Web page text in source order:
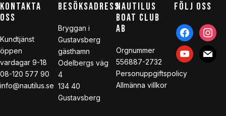
KONTAKTA
OSS
Kundtjänst
öppen
vardagar 9-18
08-120 577 90
info@nautilus.se
BESÖKSADRESS
Bryggan i
Gustavsberg
gästhamn
Odelbergs väg
4
134 40
Gustavsberg
NAUTILUS
BOAT CLUB
AB
Orgnummer
556887-2732
Personuppgiftspolicy
Allmänna villkor
FÖLJ OSS
facebook
youtube mail